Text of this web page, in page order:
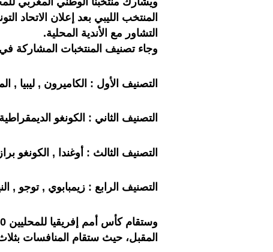
المنتخب الليبي بعد إعلان الاتحاد
التشاور مع الأندية المحلية.
وجاء تصنيف المنتخبات المشاركة في
التصنيف الأول : الكاميرون , ليبيا ,
التصنيف الثاني : الكونغو
التصنيف الثالث : أوغندا , الكونغو
التصنيف الرابع : زيمبابوي , توجو ,
المقبل، حيث ستقام المنافسات